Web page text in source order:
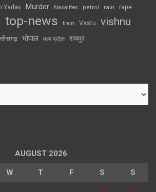
Yadav Murder Naxalites petrol rain rape
top-news train Vastu vishnu
भोपाल मध्य प्रदेश रायपुर
AUGUST 2026
W T F S S